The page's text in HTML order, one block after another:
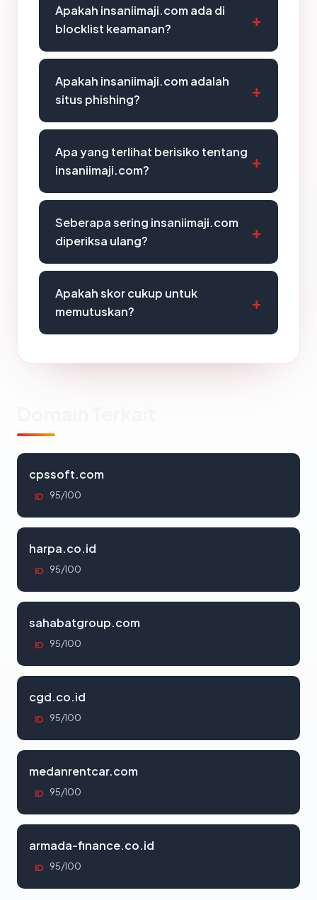
Apakah insaniimaji.com ada di
blocklist keamanan?
Apakah insaniimaji.com adalah
situs phishing?
Apa yang terlihat berisiko tentang
insaniimaji.com?
Seberapa sering insaniimaji.com
diperiksa ulang?
Apakah skor cukup untuk
memutuskan?
cpssoft.com
ID 95/100
harpa.co.id
ID 95/100
sahabatgroup.com
ID 95/100
cgd.co.id
ID 95/100
medanrentcar.com
ID 95/100
armada-finance.co.id
ID 95/100